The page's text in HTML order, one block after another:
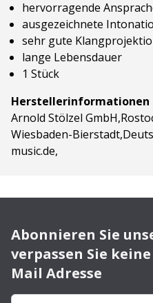
hervorragende
ausgezeichnete
sehr gute
lange Lebensdauer
1 Stück
Herstellerinformationen
Arnold Stölzel
Wiesbaden-
music.de,
Abonnieren Sie
verpassen Sie
Mail Adresse